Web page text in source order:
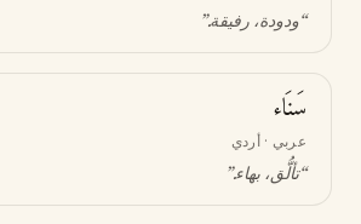
“ودودة، رفيقة.”
سَنَاء
عربي · أردي
“تألُّق، بهاء.”